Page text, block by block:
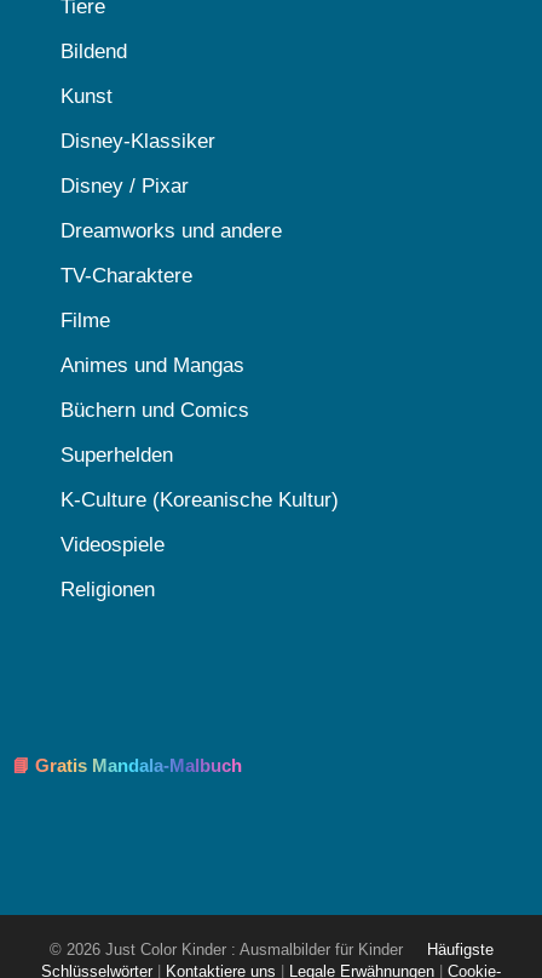
Tiere
Bildend
Kunst
Disney-Klassiker
Disney / Pixar
Dreamworks und andere
TV-Charaktere
Filme
Animes und Mangas
Büchern und Comics
Superhelden
K-Culture (Koreanische Kultur)
Videospiele
Religionen
📘 Gratis Mandala-Malbuch
© 2026 Just Color Kinder : Ausmalbilder für Kinder
Häufigste
Schlüsselwörter
Kontaktiere uns Legale Erwähnungen Cookie-